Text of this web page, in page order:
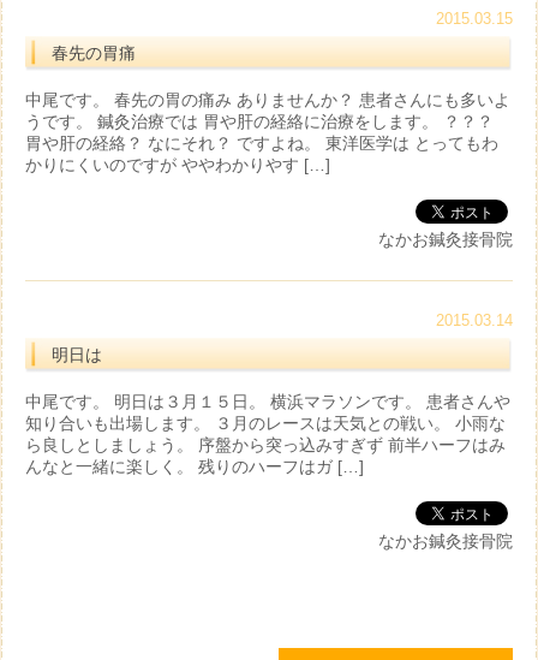
2015.03.15
春先の胃痛
中尾です。 春先の胃の痛み ありませんか？ 患者さんにも多いよ
うです。 鍼灸治療では 胃や肝の経絡に治療をします。 ？？？
胃や肝の経絡？ なにそれ？ ですよね。 東洋医学は とってもわ
かりにくいのですが ややわかりやす […]
なかお鍼灸接骨院
2015.03.14
明日は
中尾です。 明日は３月１５日。 横浜マラソンです。 患者さんや
知り合いも出場します。 ３月のレースは天気との戦い。 小雨な
ら良しとしましょう。 序盤から突っ込みすぎず 前半ハーフはみ
んなと一緒に楽しく。 残りのハーフはガ […]
なかお鍼灸接骨院